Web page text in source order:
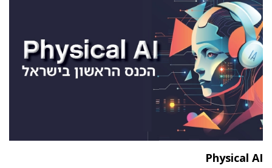
Physical AI